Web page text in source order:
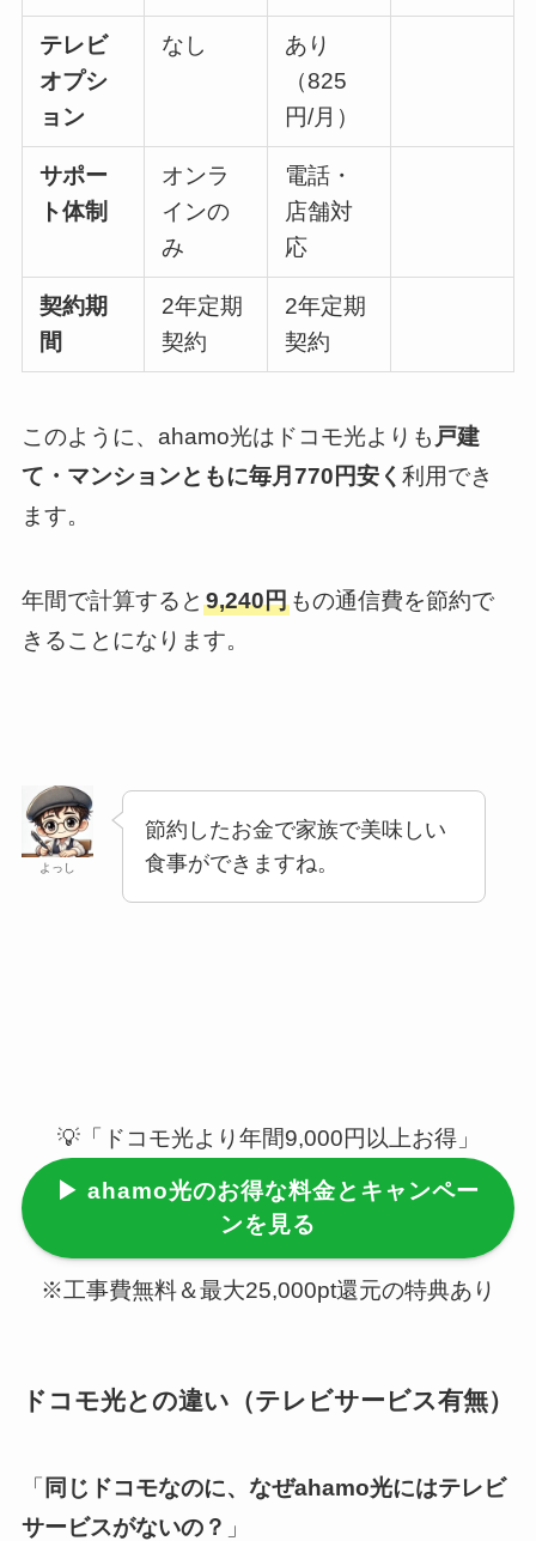
テレビ
オプシ
ョン
なし
あり
（825
円/月）
サポー
ト体制
オンラ
インの
み
電話・
店舗対
応
契約期
間
2年定期
契約
2年定期
契約
このように、ahamo光はドコモ光よりも 戸建
て・マンションともに毎月770円安く 利用でき
ます。
年間で計算すると 9,240円もの通信費を節約で
きることになります。
よっし
節約したお金で家族で美味しい
食事ができますね。
💡「ドコモ光より年間9,000円以上お得」
▶ ahamo光のお得な料金とキャンペー
ンを見る
※工事費無料＆最大25,000pt還元の特典あり
ドコモ光との違い（テレビサービス有無）
「 同じドコモなのに、なぜahamo光にはテレビ
サービスがないの？ 」